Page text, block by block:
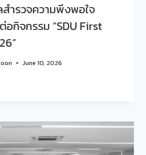
ำรวจความพึงพอใจ
กิจกรรม “SDU First
June 10, 2026